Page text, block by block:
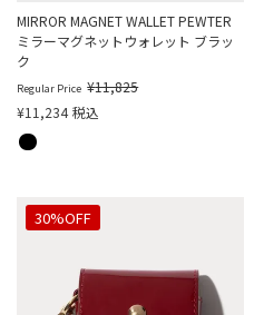
MIRROR MAGNET WALLET PEWTER
ミラーマグネットウォレット ブラッ
ク
Regular Price ¥11,825
¥11,234 税込
30%OFF